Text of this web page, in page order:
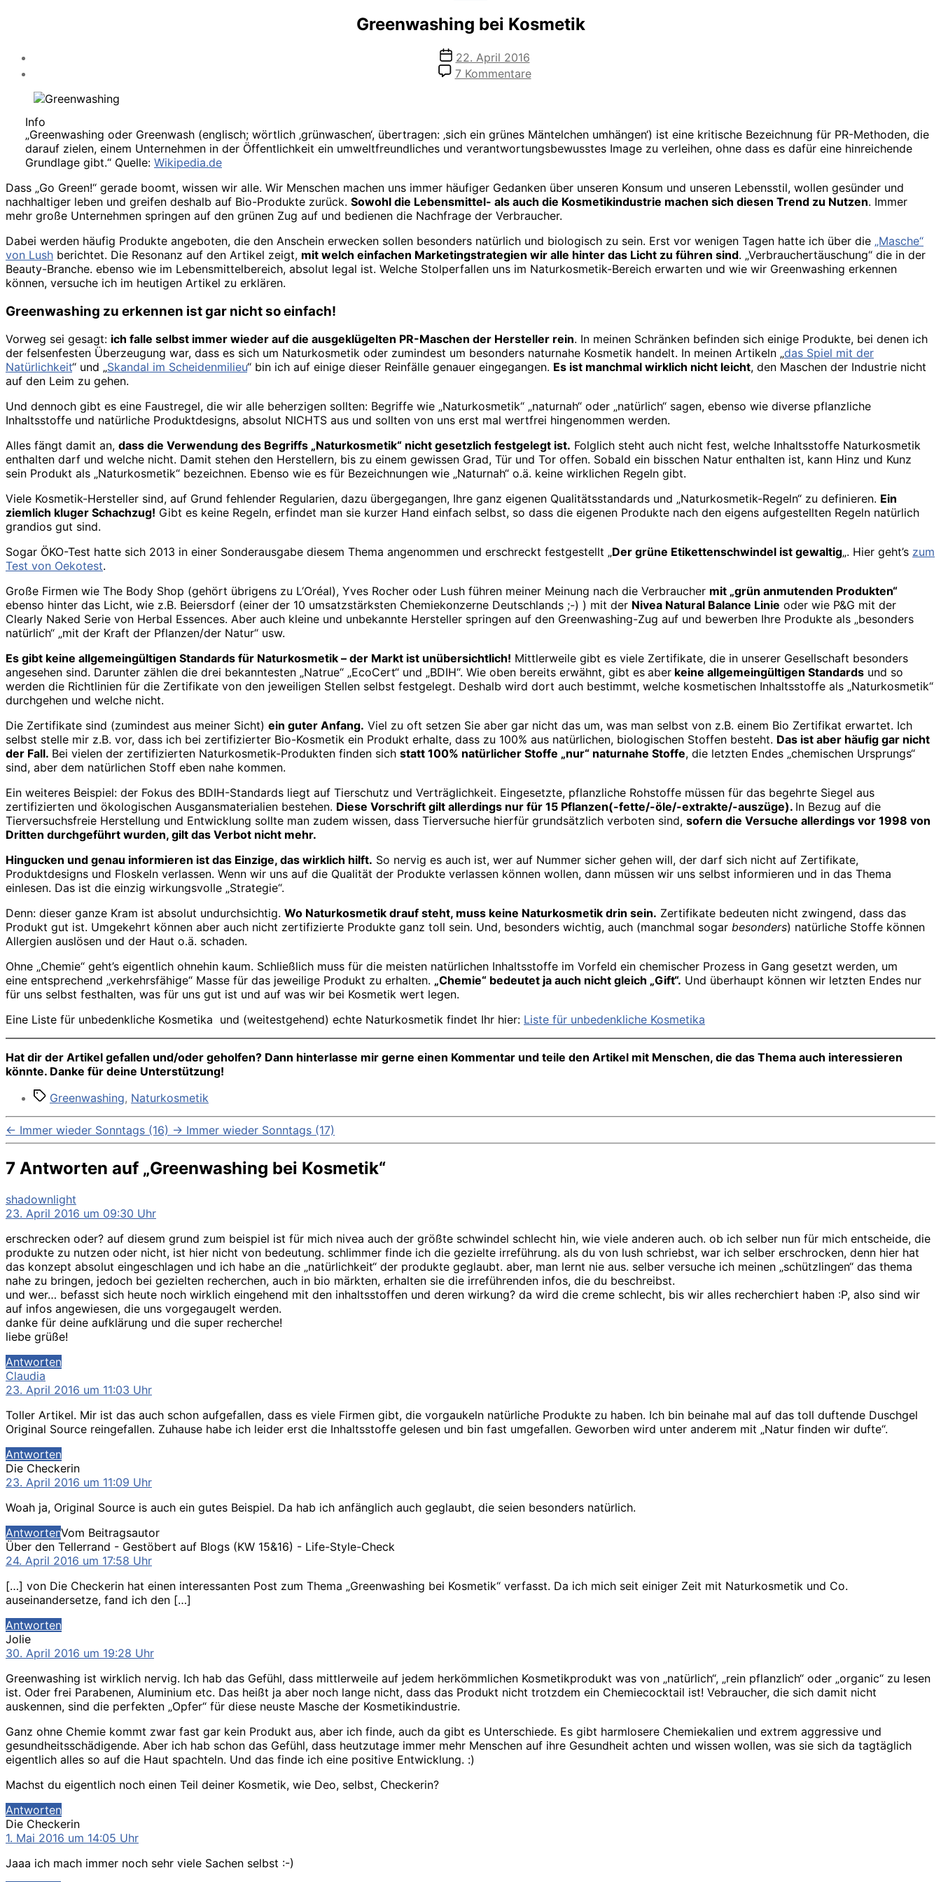
Greenwashing bei Kosmetik
Veröffentlichungsdatum
22. April 2016
7 Kommentarezu
Info
„Greenwashing oder Greenwash (englisch; wörtlich ‚grünwaschen‘, übertragen: ‚sich ein grünes Mäntelchen umhängen‘) ist eine kritische Bezeichnung für PR-Methoden, die
darauf zielen, einem Unternehmen in der Öffentlichkeit ein umweltfreundliches und verantwortungsbewusstes Image zu verleihen, ohne dass es dafür eine hinreichende
Grundlage gibt.“ Quelle: Wikipedia.de
Dass „Go Green!“ gerade boomt, wissen wir alle. Wir Menschen machen uns immer häufiger Gedanken über unseren Konsum und unseren Lebensstil, wollen gesünder und
nachhaltiger leben und greifen deshalb auf Bio-Produkte zurück. Sowohl die Lebensmittel- als auch die Kosmetikindustrie machen sich diesen Trend zu Nutzen. Immer
mehr große Unternehmen springen auf den grünen Zug auf und bedienen die Nachfrage der Verbraucher.
Dabei werden häufig Produkte angeboten, die den Anschein erwecken sollen besonders natürlich und biologisch zu sein. Erst vor wenigen Tagen hatte ich über die „Masche“
von Lush berichtet. Die Resonanz auf den Artikel zeigt, mit welch einfachen Marketingstrategien wir alle hinter das Licht zu führen sind. „Verbrauchertäuschung“ die in der
Beauty-Branche. ebenso wie im Lebensmittelbereich, absolut legal ist. Welche Stolperfallen uns im Naturkosmetik-Bereich erwarten und wie wir Greenwashing erkennen
können, versuche ich im heutigen Artikel zu erklären.
Greenwashing zu erkennen ist gar nicht so einfach!
Vorweg sei gesagt: ich falle selbst immer wieder auf die ausgeklügelten PR-Maschen der Hersteller rein. In meinen Schränken befinden sich einige Produkte, bei denen ich
der felsenfesten Überzeugung war, dass es sich um Naturkosmetik oder zumindest um besonders naturnahe Kosmetik handelt. In meinen Artikeln „das Spiel mit der
Natürlichkeit“ und „Skandal im Scheidenmilieu“ bin ich auf einige dieser Reinfälle genauer eingegangen. Es ist manchmal wirklich nicht leicht, den Maschen der Industrie nicht
auf den Leim zu gehen.
Und dennoch gibt es eine Faustregel, die wir alle beherzigen sollten: Begriffe wie „Naturkosmetik“ „naturnah“ oder „natürlich“ sagen, ebenso wie diverse pflanzliche
Inhaltsstoffe und natürliche Produktdesigns, absolut NICHTS aus und sollten von uns erst mal wertfrei hingenommen werden.
Alles fängt damit an, dass die Verwendung des Begriffs „Naturkosmetik“ nicht gesetzlich festgelegt ist. Folglich steht auch nicht fest, welche Inhaltsstoffe Naturkosmetik
enthalten darf und welche nicht. Damit stehen den Herstellern, bis zu einem gewissen Grad, Tür und Tor offen. Sobald ein bisschen Natur enthalten ist, kann Hinz und Kunz
sein Produkt als „Naturkosmetik“ bezeichnen. Ebenso wie es für Bezeichnungen wie „Naturnah“ o.ä. keine wirklichen Regeln gibt.
Viele Kosmetik-Hersteller sind, auf Grund fehlender Regularien, dazu übergegangen, Ihre ganz eigenen Qualitätsstandards und „Naturkosmetik-Regeln“ zu definieren. Ein
ziemlich kluger Schachzug! Gibt es keine Regeln, erfindet man sie kurzer Hand einfach selbst, so dass die eigenen Produkte nach den eigens aufgestellten Regeln natürlich
grandios gut sind.
Sogar ÖKO-Test hatte sich 2013 in einer Sonderausgabe diesem Thema angenommen und erschreckt festgestellt „Der grüne Etikettenschwindel ist gewaltig„. Hier geht’s zum
Test von Oekotest.
Große Firmen wie The Body Shop (gehört übrigens zu L‘Oréal), Yves Rocher oder Lush führen meiner Meinung nach die Verbraucher mit „grün anmutenden Produkten“
ebenso hinter das Licht, wie z.B. Beiersdorf (einer der 10 umsatzstärksten Chemiekonzerne Deutschlands ;-) ) mit der Nivea Natural Balance Linie oder wie P&G mit der
Clearly Naked Serie von Herbal Essences. Aber auch kleine und unbekannte Hersteller springen auf den Greenwashing-Zug auf und bewerben Ihre Produkte als „besonders
natürlich“ „mit der Kraft der Pflanzen/der Natur“ usw.
Es gibt keine allgemeingültigen Standards für Naturkosmetik – der Markt ist unübersichtlich! Mittlerweile gibt es viele Zertifikate, die in unserer Gesellschaft besonders
angesehen sind. Darunter zählen die drei bekanntesten „Natrue“ „EcoCert“ und „BDIH“. Wie oben bereits erwähnt, gibt es aber keine allgemeingültigen Standards und so
werden die Richtlinien für die Zertifikate von den jeweiligen Stellen selbst festgelegt. Deshalb wird dort auch bestimmt, welche kosmetischen Inhaltsstoffe als „Naturkosmetik“
durchgehen und welche nicht.
Die Zertifikate sind (zumindest aus meiner Sicht) ein guter Anfang. Viel zu oft setzen Sie aber gar nicht das um, was man selbst von z.B. einem Bio Zertifikat erwartet. Ich
selbst stelle mir z.B. vor, dass ich bei zertifizierter Bio-Kosmetik ein Produkt erhalte, dass zu 100% aus natürlichen, biologischen Stoffen besteht. Das ist aber häufig gar nicht
der Fall. Bei vielen der zertifizierten Naturkosmetik-Produkten finden sich statt 100% natürlicher Stoffe „nur“ naturnahe Stoffe, die letzten Endes „chemischen Ursprungs“
sind, aber dem natürlichen Stoff eben nahe kommen.
Ein weiteres Beispiel: der Fokus des BDIH-Standards liegt auf Tierschutz und Verträglichkeit. Eingesetzte, pflanzliche Rohstoffe müssen für das begehrte Siegel aus
zertifizierten und ökologischen Ausgansmaterialien bestehen. Diese Vorschrift gilt allerdings nur für 15 Pflanzen(-fette/-öle/-extrakte/-auszüge). In Bezug auf die
Tierversuchsfreie Herstellung und Entwicklung sollte man zudem wissen, dass Tierversuche hierfür grundsätzlich verboten sind, sofern die Versuche allerdings vor 1998 von
Dritten durchgeführt wurden, gilt das Verbot nicht mehr.
Hingucken und genau informieren ist das Einzige, das wirklich hilft. So nervig es auch ist, wer auf Nummer sicher gehen will, der darf sich nicht auf Zertifikate,
Produktdesigns und Floskeln verlassen. Wenn wir uns auf die Qualität der Produkte verlassen können wollen, dann müssen wir uns selbst informieren und in das Thema
einlesen. Das ist die einzig wirkungsvolle „Strategie“.
Denn: dieser ganze Kram ist absolut undurchsichtig. Wo Naturkosmetik drauf steht, muss keine Naturkosmetik drin sein. Zertifikate bedeuten nicht zwingend, dass das
Produkt gut ist. Umgekehrt können aber auch nicht zertifizierte Produkte ganz toll sein. Und, besonders wichtig, auch (manchmal sogar besonders) natürliche Stoffe können
Allergien auslösen und der Haut o.ä. schaden.
Ohne „Chemie“ geht’s eigentlich ohnehin kaum. Schließlich muss für die meisten natürlichen Inhaltsstoffe im Vorfeld ein chemischer Prozess in Gang gesetzt werden, um
eine entsprechend „verkehrsfähige“ Masse für das jeweilige Produkt zu erhalten. „Chemie“ bedeutet ja auch nicht gleich „Gift“. Und überhaupt können wir letzten Endes nur
für uns selbst festhalten, was für uns gut ist und auf was wir bei Kosmetik wert legen.
Eine Liste für unbedenkliche Kosmetika und (weitestgehend) echte Naturkosmetik findet Ihr hier: Liste für unbedenkliche Kosmetika
Hat dir der Artikel gefallen und/oder geholfen? Dann hinterlasse mir gerne einen Kommentar und teile den Artikel mit Menschen, die das Thema auch interessieren
könnte. Danke für deine Unterstützung!
Schlagwörter
Greenwashing, Naturkosmetik
← Immer wieder Sonntags (16) → Immer wieder Sonntags (17)
7 Antworten auf „Greenwashing bei Kosmetik“
shadownlight
23. April 2016 um 09:30 Uhr
erschrecken oder? auf diesem grund zum beispiel ist für mich nivea auch der größte schwindel schlecht hin, wie viele anderen auch. ob ich selber nun für mich entscheide, die
produkte zu nutzen oder nicht, ist hier nicht von bedeutung. schlimmer finde ich die gezielte irreführung. als du von lush schriebst, war ich selber erschrocken, denn hier hat
das konzept absolut eingeschlagen und ich habe an die „natürlichkeit“ der produkte geglaubt. aber, man lernt nie aus. selber versuche ich meinen „schützlingen“ das thema
nahe zu bringen, jedoch bei gezielten recherchen, auch in bio märkten, erhalten sie die irreführenden infos, die du beschreibst.
und wer… befasst sich heute noch wirklich eingehend mit den inhaltsstoffen und deren wirkung? da wird die creme schlecht, bis wir alles recherchiert haben :P, also sind wir
auf infos angewiesen, die uns vorgegaugelt werden.
danke für deine aufklärung und die super recherche!
liebe grüße!
Antworten
Claudia
23. April 2016 um 11:03 Uhr
Toller Artikel. Mir ist das auch schon aufgefallen, dass es viele Firmen gibt, die vorgaukeln natürliche Produkte zu haben. Ich bin beinahe mal auf das toll duftende Duschgel
Original Source reingefallen. Zuhause habe ich leider erst die Inhaltsstoffe gelesen und bin fast umgefallen. Geworben wird unter anderem mit „Natur finden wir dufte“.
Antworten
Die Checkerinsagt:
23. April 2016 um 11:09 Uhr
Woah ja, Original Source is auch ein gutes Beispiel. Da hab ich anfänglich auch geglaubt, die seien besonders natürlich.
AntwortenVom Beitragsautor
Über den Tellerrand - Gestöbert auf Blogs (KW 15&16) - Life-Style-Check
24. April 2016 um 17:58 Uhr
[…] von Die Checkerin hat einen interessanten Post zum Thema „Greenwashing bei Kosmetik“ verfasst. Da ich mich seit einiger Zeit mit Naturkosmetik und Co.
auseinandersetze, fand ich den […]
Antworten
Joliesagt:
30. April 2016 um 19:28 Uhr
Greenwashing ist wirklich nervig. Ich hab das Gefühl, dass mittlerweile auf jedem herkömmlichen Kosmetikprodukt was von „natürlich“, „rein pflanzlich“ oder „organic“ zu lesen
ist. Oder frei Parabenen, Aluminium etc. Das heißt ja aber noch lange nicht, dass das Produkt nicht trotzdem ein Chemiecocktail ist! Vebraucher, die sich damit nicht
auskennen, sind die perfekten „Opfer“ für diese neuste Masche der Kosmetikindustrie.
Ganz ohne Chemie kommt zwar fast gar kein Produkt aus, aber ich finde, auch da gibt es Unterschiede. Es gibt harmlosere Chemiekalien und extrem aggressive und
gesundheitsschädigende. Aber ich hab schon das Gefühl, dass heutzutage immer mehr Menschen auf ihre Gesundheit achten und wissen wollen, was sie sich da tagtäglich
eigentlich alles so auf die Haut spachteln. Und das finde ich eine positive Entwicklung. :)
Machst du eigentlich noch einen Teil deiner Kosmetik, wie Deo, selbst, Checkerin?
Antworten
Die Checkerinsagt:
1. Mai 2016 um 14:05 Uhr
Jaaa ich mach immer noch sehr viele Sachen selbst :-)